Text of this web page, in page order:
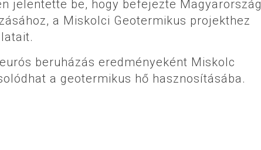
jelentette be, hogy befejezte Magyarország
a Miskolci Geotermikus projekthez
beruházás eredményeként Miskolc
a geotermikus hő hasznosításába.